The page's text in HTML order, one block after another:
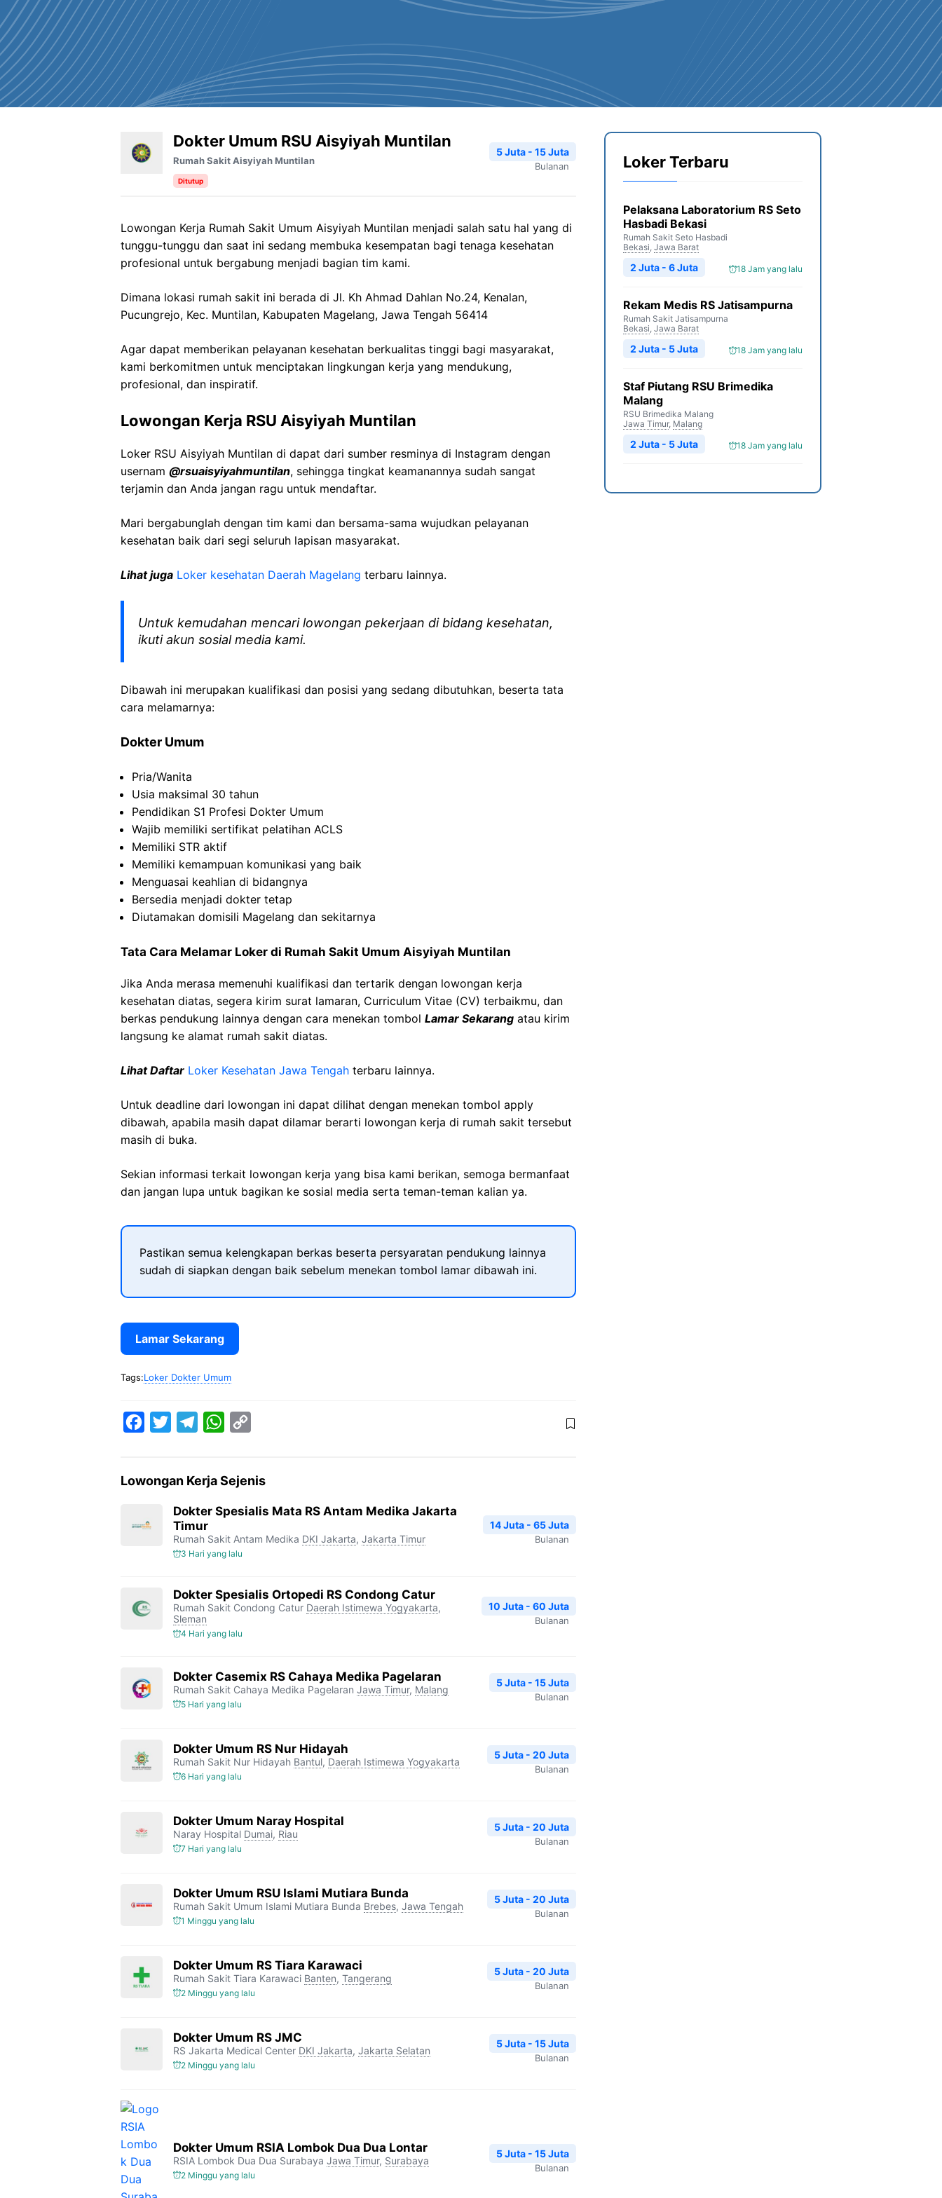
Dokter Umum RSU Aisyiyah Muntilan
Rumah Sakit Aisyiyah Muntilan
Ditutup
5 Juta - 15 Juta
Bulanan
Lowongan Kerja Rumah Sakit Umum Aisyiyah Muntilan menjadi salah satu hal yang di
tunggu-tunggu dan saat ini sedang membuka kesempatan bagi tenaga kesehatan
profesional untuk bergabung menjadi bagian tim kami.
Dimana lokasi rumah sakit ini berada di Jl. Kh Ahmad Dahlan No.24, Kenalan,
Pucungrejo, Kec. Muntilan, Kabupaten Magelang, Jawa Tengah 56414
Agar dapat memberikan pelayanan kesehatan berkualitas tinggi bagi masyarakat,
kami berkomitmen untuk menciptakan lingkungan kerja yang mendukung,
profesional, dan inspiratif.
Lowongan Kerja RSU Aisyiyah Muntilan
Loker RSU Aisyiyah Muntilan di dapat dari sumber resminya di Instagram dengan
usernam @rsuaisyiyahmuntilan, sehingga tingkat keamanannya sudah sangat
terjamin dan Anda jangan ragu untuk mendaftar.
Mari bergabunglah dengan tim kami dan bersama-sama wujudkan pelayanan
kesehatan baik dari segi seluruh lapisan masyarakat.
Lihat juga Loker kesehatan Daerah Magelang terbaru lainnya.
Untuk kemudahan mencari lowongan pekerjaan di bidang kesehatan,
ikuti akun sosial media kami.
Dibawah ini merupakan kualifikasi dan posisi yang sedang dibutuhkan, beserta tata
cara melamarnya:
Dokter Umum
Pria/Wanita
Usia maksimal 30 tahun
Pendidikan S1 Profesi Dokter Umum
Wajib memiliki sertifikat pelatihan ACLS
Memiliki STR aktif
Memiliki kemampuan komunikasi yang baik
Menguasai keahlian di bidangnya
Bersedia menjadi dokter tetap
Diutamakan domisili Magelang dan sekitarnya
Tata Cara Melamar Loker di Rumah Sakit Umum Aisyiyah Muntilan
Jika Anda merasa memenuhi kualifikasi dan tertarik dengan lowongan kerja
kesehatan diatas, segera kirim surat lamaran, Curriculum Vitae (CV) terbaikmu, dan
berkas pendukung lainnya dengan cara menekan tombol Lamar Sekarang atau kirim
langsung ke alamat rumah sakit diatas.
Lihat Daftar Loker Kesehatan Jawa Tengah terbaru lainnya.
Untuk deadline dari lowongan ini dapat dilihat dengan menekan tombol apply
dibawah, apabila masih dapat dilamar berarti lowongan kerja di rumah sakit tersebut
masih di buka.
Sekian informasi terkait lowongan kerja yang bisa kami berikan, semoga bermanfaat
dan jangan lupa untuk bagikan ke sosial media serta teman-teman kalian ya.
Pastikan semua kelengkapan berkas beserta persyaratan pendukung lainnya
sudah di siapkan dengan baik sebelum menekan tombol lamar dibawah ini.
Lamar Sekarang
Tags:Loker Dokter Umum
e
o
t
t
e
r
e
g
r
a
W
t
s
p
y
L
Lowongan Kerja Sejenis
Dokter Spesialis Mata RS Antam Medika Jakarta
Timur
Rumah Sakit Antam Medika DKI Jakarta, Jakarta Timur
3 Hari yang lalu
14 Juta - 65 Juta
Bulanan
Dokter Spesialis Ortopedi RS Condong Catur
Rumah Sakit Condong Catur Daerah Istimewa Yogyakarta,
Sleman
4 Hari yang lalu
10 Juta - 60 Juta
Bulanan
Dokter Casemix RS Cahaya Medika Pagelaran
Rumah Sakit Cahaya Medika Pagelaran Jawa Timur, Malang
5 Hari yang lalu
5 Juta - 15 Juta
Bulanan
Dokter Umum RS Nur Hidayah
Rumah Sakit Nur Hidayah Bantul, Daerah Istimewa Yogyakarta
6 Hari yang lalu
5 Juta - 20 Juta
Bulanan
Dokter Umum Naray Hospital
Naray Hospital Dumai, Riau
7 Hari yang lalu
5 Juta - 20 Juta
Bulanan
Dokter Umum RSU Islami Mutiara Bunda
Rumah Sakit Umum Islami Mutiara Bunda Brebes, Jawa Tengah
1 Minggu yang lalu
5 Juta - 20 Juta
Bulanan
Dokter Umum RS Tiara Karawaci
Rumah Sakit Tiara Karawaci Banten, Tangerang
2 Minggu yang lalu
5 Juta - 20 Juta
Bulanan
Dokter Umum RS JMC
RS Jakarta Medical Center DKI Jakarta, Jakarta Selatan
2 Minggu yang lalu
5 Juta - 15 Juta
Bulanan
Dokter Umum RSIA Lombok Dua Dua Lontar
RSIA Lombok Dua Dua Surabaya Jawa Timur, Surabaya
2 Minggu yang lalu
5 Juta - 15 Juta
Bulanan
Loker Terbaru
Pelaksana Laboratorium RS Seto
Hasbadi Bekasi
Rumah Sakit Seto Hasbadi
Bekasi, Jawa Barat
18 Jam yang lalu
2 Juta - 6 Juta
Rekam Medis RS Jatisampurna
Rumah Sakit Jatisampurna
Bekasi, Jawa Barat
18 Jam yang lalu
2 Juta - 5 Juta
Staf Piutang RSU Brimedika
Malang
RSU Brimedika Malang
Jawa Timur, Malang
18 Jam yang lalu
2 Juta - 5 Juta